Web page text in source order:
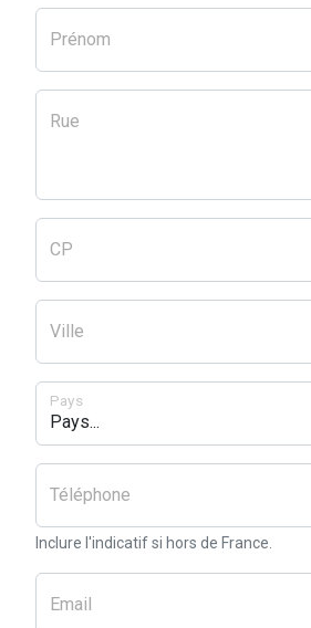
Prénom
Rue
CP
Ville
Pays
Téléphone
Inclure l'indicatif si hors de France.
Email